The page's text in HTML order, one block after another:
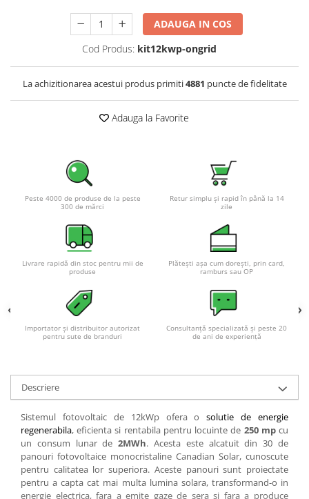
Pachete sisteme fotovoltaice
Statii de incarcare vehicule
Statii de incarcare
Cabluri de incarcare vehicule
electrice
Prize de incarcare vehicule
Turbine eoliene pentru casă
Acumulatori VRLA AGM/GEL /
Tractiune / LiFePo4
Baterii si acumulatori gel si VRLA
Baterii si acumulatori AGM VRLA
Acumulatori Moto, ATV
SLA AGM (Sealed Lead Acid)
Deep Cycle - Tractiune/Semi-
Tractiune
Marine & Caravan
APC
Pachete acumulatori VRLA
Sisteme de management (BMS)
ADAUGA IN COS
Cod Produs: kit12kwp-ongrid
La achizitionarea acestui produs primiti4881 puncte de fidelitate
Adauga la Favorite
Peste 4000 de produse de la peste
300 de mărci
Retur simplu și rapid în până la 14
zile
Livrare rapidă din stoc pentru mii de
produse
Plătești așa cum dorești, prin card,
ramburs sau OP
Importator și distribuitor autorizat
pentru sute de branduri
Consultanță specializată și peste 20
de ani de experiență
Descriere
Sistemul fotovoltaic de 12kWp ofera osolutie de energie
regenerabila, eficienta si rentabila pentru locuinte de 250 mpcu
un consum lunar de2MWh. Acesta este alcatuit din 30 de
panouri fotovoltaice monocristaline Canadian Solar, cunoscute
pentru calitatea lor superiora. Aceste panouri sunt proiectate
pentru a capta cat mai multa lumina solara, transformand-o in
energie electrica, fara a emite gaze de sera si fara a produce